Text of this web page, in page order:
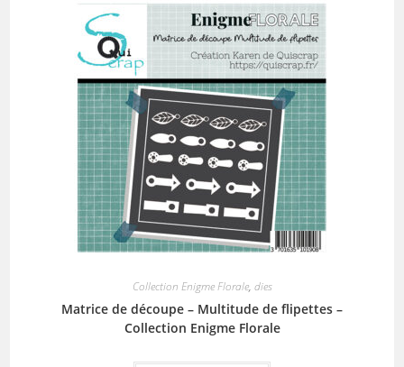
Collection Enigme Florale, dies
Matrice de découpe – Multitude de flipettes –
Collection Enigme Florale